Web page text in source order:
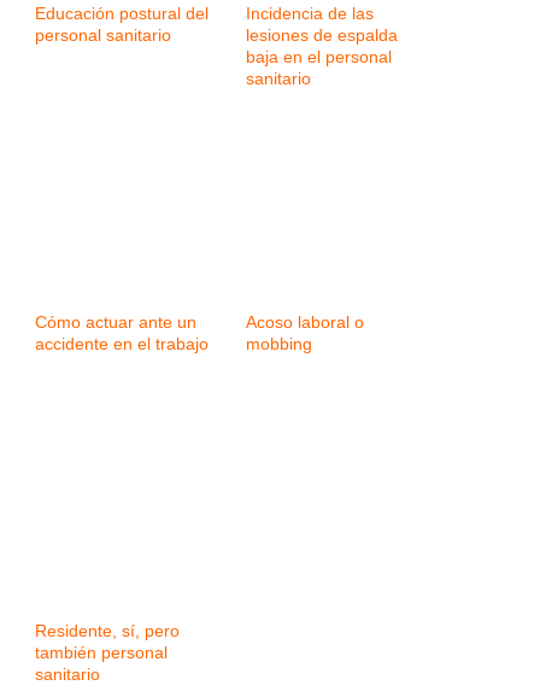
Educación postural del
personal sanitario
Incidencia de las
lesiones de espalda
baja en el personal
sanitario
Cómo actuar ante un
accidente en el trabajo
Acoso laboral o
mobbing
Residente, sí, pero
también personal
sanitario